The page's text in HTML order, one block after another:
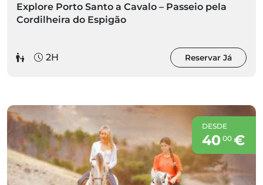
Explore Porto Santo a Cavalo – Passeio pela
Cordilheira do Espigão
2H Reservar Já
DESDE
40 00€